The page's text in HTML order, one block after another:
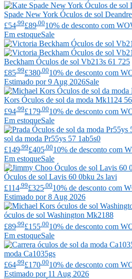
Spade New York Óculos de sol
£54 .99£89 .0010% de desconto com
Em estoqueSale
Beckham Óculos de sol Vb213s 61 725
£85.99£380.0010% de desconto com
Estimado por 9 Aug 2026Sale
Kors Óculos de sol da moda Mk1124
£94 .99£179 .0010% de desconto com
Em estoqueSale
sol da moda Pr55ys 57 1ab5s0
£149 .99£405 .0010% de desconto com
Em estoqueSale
Óculos de sol Lavis 60 0bku 2s lavi
£114.99£325.0010% de desconto com
Estimado por 8 Aug 2026
óculos de sol Washington Mk2188
£89 .99£155 .0010% de desconto com
Em estoqueSale
moda Ca1035gs
£64 .99£170 .0010% de desconto com
Estimado por 11 Aug 2026